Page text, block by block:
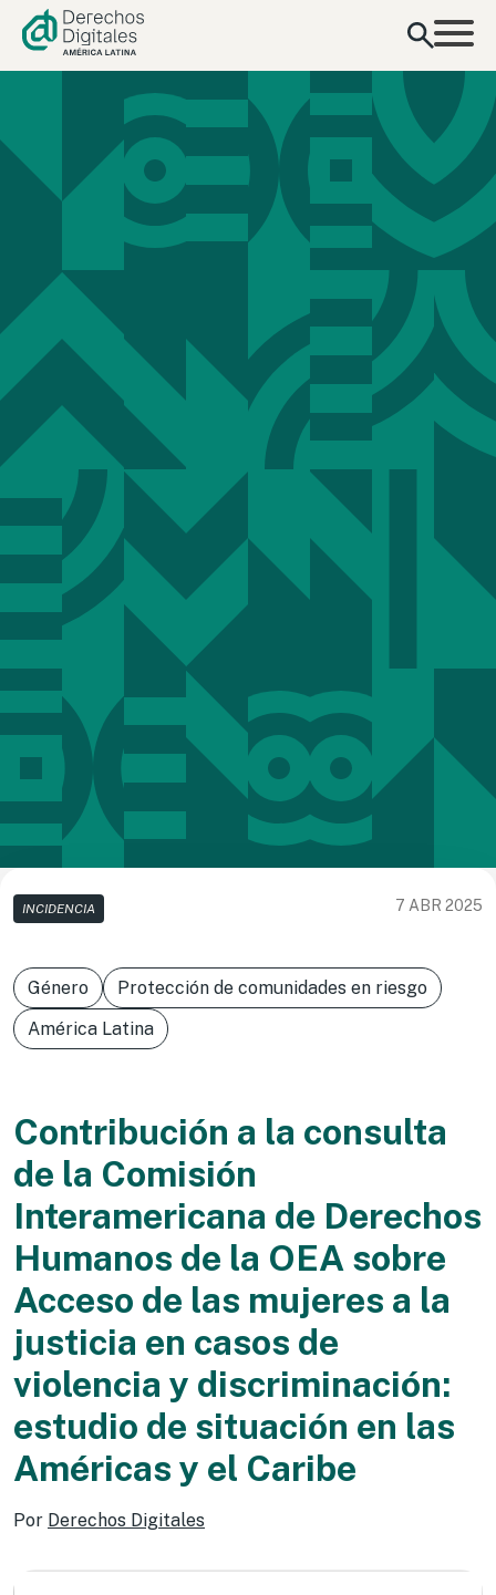
contenido
INCIDENCIA 7 ABR 2025
Género
Protección de comunidades en riesgo
América Latina
Contribución a la consulta
de la Comisión
Interamericana de Derechos
Humanos de la OEA sobre
Acceso de las mujeres a la
justicia en casos de
violencia y discriminación:
estudio de situación en las
Américas y el Caribe
Por Derechos Digitales